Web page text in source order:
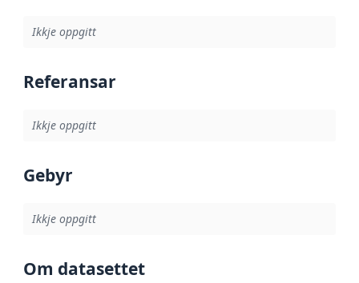
Ikkje oppgitt
Referansar
Ikkje oppgitt
Gebyr
Ikkje oppgitt
Om datasettet